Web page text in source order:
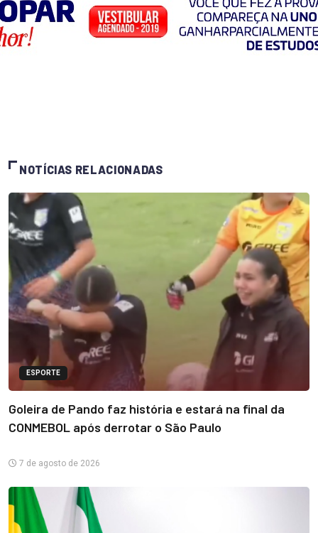
NOTÍCIAS RELACIONADAS
ESPORTE
Goleira de Pando faz história e estará na final da
CONMEBOL após derrotar o São Paulo
7 de agosto de 2026